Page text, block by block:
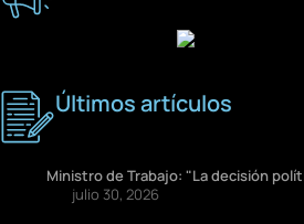
Últimos artículos
Ministro de Trabajo: "La decisión
julio 30, 2026